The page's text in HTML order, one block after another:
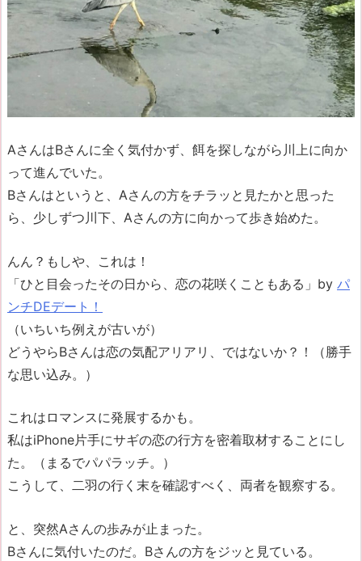
AさんはBさんに全く気付かず、餌を探しながら川上に向か
って進んでいた。
Bさんはというと、Aさんの方をチラッと見たかと思った
ら、少しずつ川下、Aさんの方に向かって歩き始めた。
んん？もしや、これは！
「ひと目会ったその日から、恋の花咲くこともある」by パ
ンチDEデート！
（いちいち例えが古いが）
どうやらBさんは恋の気配アリアリ、ではないか？！（勝手
な思い込み。）
これはロマンスに発展するかも。
私はiPhone片手にサギの恋の行方を密着取材することにし
た。（まるでパパラッチ。）
こうして、二羽の行く末を確認すべく、両者を観察する。
と、突然Aさんの歩みが止まった。
Bさんに気付いたのだ。Bさんの方をジッと見ている。